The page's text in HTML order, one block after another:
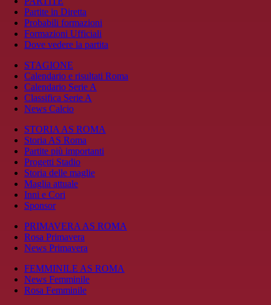
Partite in Diretta
Probabili formazioni
Formazioni Ufficiali
Dove vedere la partita
STAGIONE
Calendario e risultati Roma
Calendario Serie A
Classifica Serie A
News Calcio
STORIA AS ROMA
Storia AS Roma
Partite più importanti
Progetti Stadio
Storia delle maglie
Maglia attuale
Inni e Cori
Sponsor
PRIMAVERA AS ROMA
Rosa Primavera
News Primavera
FEMMINILE AS ROMA
News Femminile
Rosa Femminile